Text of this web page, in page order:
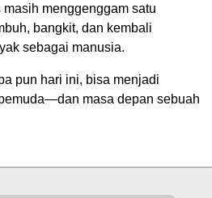
menggenggam satu
bangkit, dan kembali
sebagai manusia.
pun hari ini, bisa menjadi
masa depan sebuah